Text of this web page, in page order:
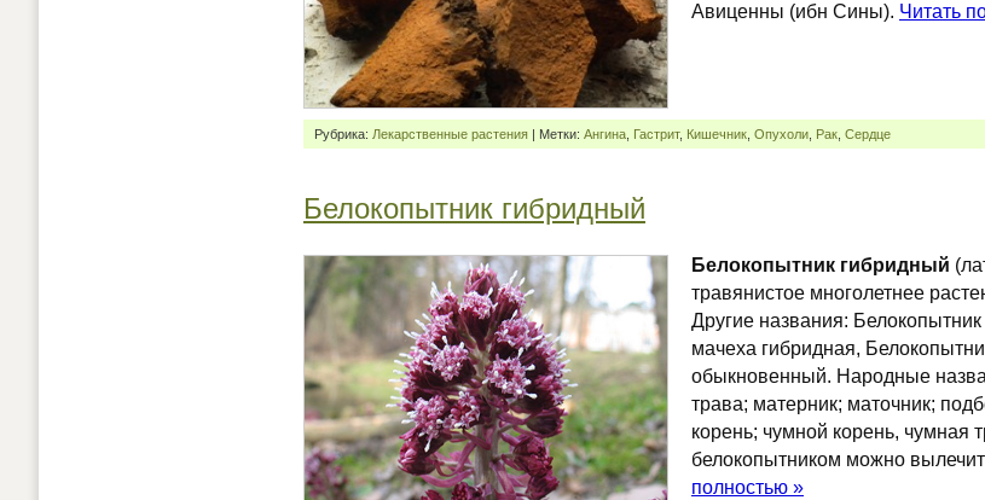
Авиценны (ибн Сины). Читать
Рубрика: Лекарственные растения | Метки: Ангина Гастрит, Кишечник Опухоли Рак Сердце
Белокопытник гибридный
Белокопытник гибридный
травянистое многолетнее
Другие названия:
мачеха гибридная,
обыкновенный. Народные
трава; матерник; маточник;
корень; чумной корень, чумная
белокопытником можно
полностью »